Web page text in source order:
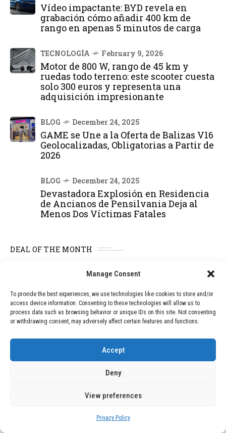
Manage Consent
To provide the best experiences, we use technologies like cookies to store and/or
access device information. Consenting to these technologies will allow us to
process data such as browsing behavior or unique IDs on this site. Not consenting
or withdrawing consent, may adversely affect certain features and functions.
Accept
Deny
View preferences
Privacy Policy
Vídeo impactante: BYD revela en
grabación cómo añadir 400 km de
rango en apenas 5 minutos de carga
TECNOLOGÍA February 9, 2026
Motor de 800 W, rango de 45 km y
ruedas todo terreno: este scooter cuesta
solo 300 euros y representa una
adquisición impresionante
BLOG December 24, 2025
GAME se Une a la Oferta de Balizas V16
Geolocalizadas, Obligatorias a Partir de
2026
BLOG December 24, 2025
Devastadora Explosión en Residencia
de Ancianos de Pensilvania Deja al
Menos Dos Víctimas Fatales
DEAL OF THE MONTH
December 24, 2025
grabación cómo añadir 400 km de rango
en apenas 5 minutos de carga
02 TECNOLOGÍA February 9, 2026
Motor de 800 W, rango de 45 km y
ruedas todo terreno: este scooter cuesta
solo 300 euros y representa una
December 24, 2025